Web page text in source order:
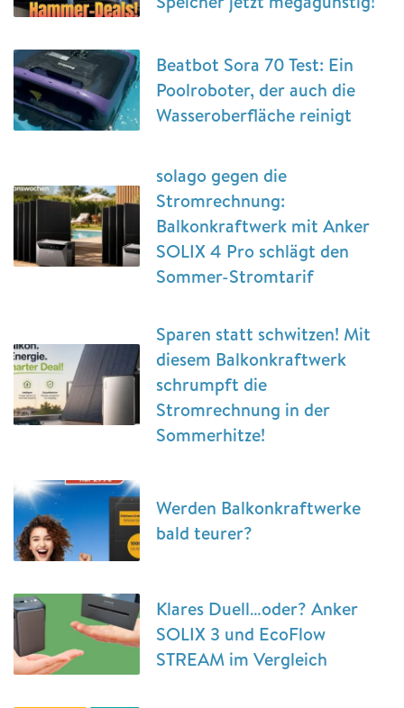
Beatbot Sora 70 Test: Ein
Poolroboter, der auch die
Wasseroberfläche reinigt
solago gegen die
Stromrechnung:
Balkonkraftwerk mit Anker
SOLIX 4 Pro schlägt den
Sommer-Stromtarif
Sparen statt schwitzen! Mit
diesem Balkonkraftwerk
schrumpft die
Stromrechnung in der
Sommerhitze!
Werden Balkonkraftwerke
bald teurer?
Klares Duell…oder? Anker
SOLIX 3 und EcoFlow
STREAM im Vergleich